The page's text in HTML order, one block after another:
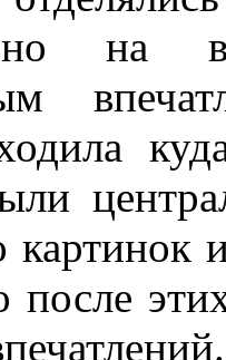
на
картинок
после